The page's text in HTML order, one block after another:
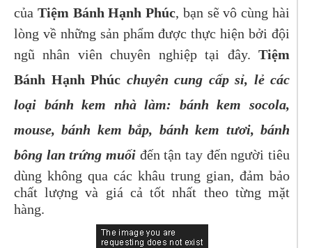
của Tiệm Bánh Hạnh Phúc, bạn sẽ vô cùng hài
lòng về những sản phẩm được thực hiện bởi đội
ngũ nhân viên chuyên nghiệp tại đây. Tiệm
Bánh Hạnh Phúc chuyên cung cấp sỉ, lẻ các
loại bánh kem nhà làm: bánh kem socola,
mouse, bánh kem bắp, bánh kem tươi, bánh
bông lan trứng muối đến tận tay đến người tiêu
dùng không qua các khâu trung gian, đảm bảo
chất lượng và giá cả tốt nhất theo từng mặt
hàng.